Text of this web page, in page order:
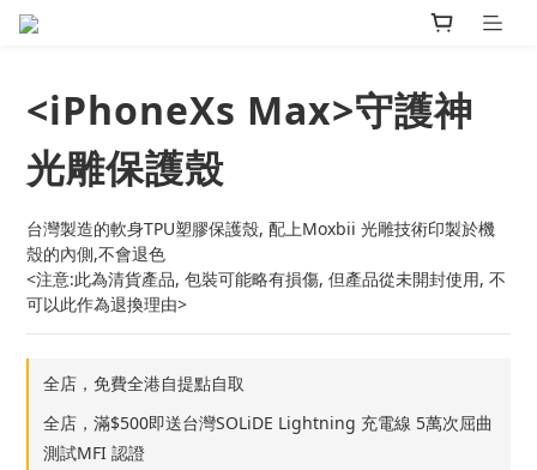
<iPhoneXs Max>守護神
光雕保護殼
台灣製造的軟身TPU塑膠保護殼, 配上Moxbii 光雕技術印製於機
殼的內側,不會退色
<注意:此為清貨產品, 包裝可能略有損傷, 但產品從未開封使用, 不
可以此作為退換理由>
全店，免費全港自提點自取
全店，滿$500即送台灣SOLiDE Lightning 充電線 5萬次屈曲
測試MFI 認證